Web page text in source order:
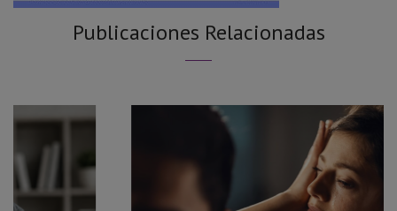
Publicaciones Relacionadas